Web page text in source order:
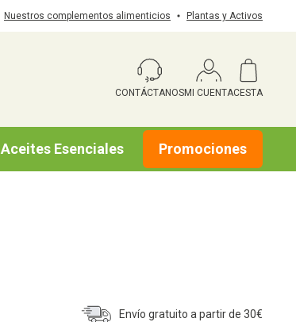
Nuestros complementos alimenticios Plantas y Activos
CONTÁCTANOSMI CUENTACESTA
Aceites Esenciales Promociones
Envío gratuito a partir de 30€